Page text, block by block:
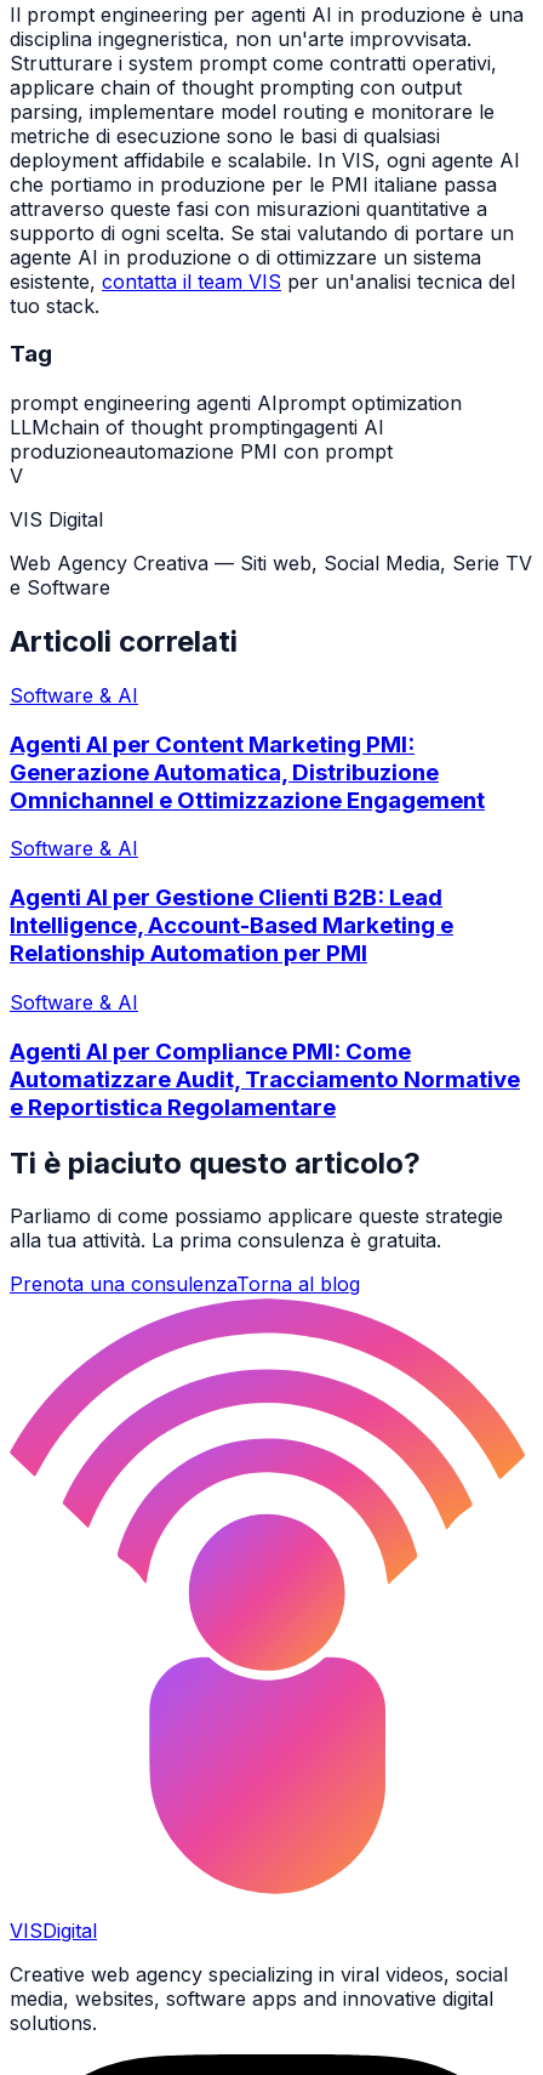
Il prompt engineering per agenti AI in produzione è una
disciplina ingegneristica, non un'arte improvvisata.
Strutturare i system prompt come contratti operativi,
applicare chain of thought prompting con output
parsing, implementare model routing e monitorare le
metriche di esecuzione sono le basi di qualsiasi
deployment affidabile e scalabile. In VIS, ogni agente AI
che portiamo in produzione per le PMI italiane passa
attraverso queste fasi con misurazioni quantitative a
supporto di ogni scelta. Se stai valutando di portare un
agente AI in produzione o di ottimizzare un sistema
esistente, contatta il team VIS per un'analisi tecnica del
tuo stack.
Tag
prompt engineering agenti AIprompt optimization
LLMchain of thought promptingagenti AI
produzioneautomazione PMI con prompt
V
VIS Digital
Web Agency Creativa — Siti web, Social Media, Serie TV
e Software
Articoli correlati
Software & AI
Agenti AI per Content Marketing PMI:
Generazione Automatica, Distribuzione
Omnichannel e Ottimizzazione Engagement
Software & AI
Agenti AI per Gestione Clienti B2B: Lead
Intelligence, Account-Based Marketing e
Relationship Automation per PMI
Software & AI
Agenti AI per Compliance PMI: Come
Automatizzare Audit, Tracciamento Normative
e Reportistica Regolamentare
Ti è piaciuto questo articolo?
Parliamo di come possiamo applicare queste strategie
alla tua attività. La prima consulenza è gratuita.
Prenota una consulenzaTorna al blog
VISDigital
Creative web agency specializing in viral videos, social
media, websites, software apps and innovative digital
solutions.